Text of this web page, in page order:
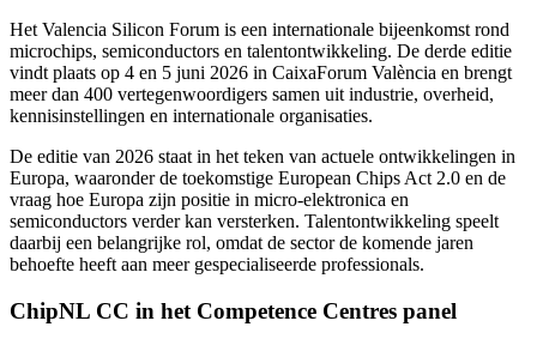
Het Valencia Silicon Forum is een internationale bijeenkomst rond
microchips, semiconductors en talentontwikkeling. De derde editie
vindt plaats op 4 en 5 juni 2026 in CaixaForum València en brengt
meer dan 400 vertegenwoordigers samen uit industrie, overheid,
kennisinstellingen en internationale organisaties.
De editie van 2026 staat in het teken van actuele ontwikkelingen in
Europa, waaronder de toekomstige European Chips Act 2.0 en de
vraag hoe Europa zijn positie in micro-elektronica en
semiconductors verder kan versterken. Talentontwikkeling speelt
daarbij een belangrijke rol, omdat de sector de komende jaren
behoefte heeft aan meer gespecialiseerde professionals.
ChipNL CC in het Competence Centres panel